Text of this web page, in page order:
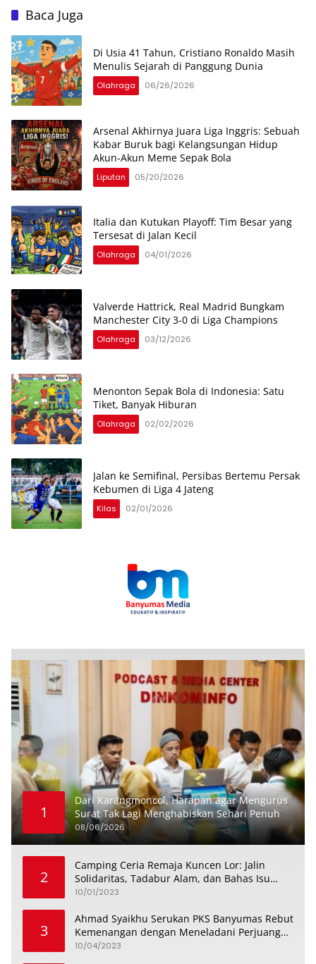
Baca Juga
Di Usia 41 Tahun, Cristiano Ronaldo Masih
Menulis Sejarah di Panggung Dunia
Olahraga 06/26/2026
Arsenal Akhirnya Juara Liga Inggris: Sebuah
Kabar Buruk bagi Kelangsungan Hidup
Akun-Akun Meme Sepak Bola
Liputan 05/20/2026
Italia dan Kutukan Playoff: Tim Besar yang
Tersesat di Jalan Kecil
Olahraga 04/01/2026
Valverde Hattrick, Real Madrid Bungkam
Manchester City 3-0 di Liga Champions
Olahraga 03/12/2026
Menonton Sepak Bola di Indonesia: Satu
Tiket, Banyak Hiburan
Olahraga 02/02/2026
Jalan ke Semifinal, Persibas Bertemu Persak
Kebumen di Liga 4 Jateng
Kilas 02/01/2026
1
Dari Karangmoncol, Harapan agar Mengurus
Surat Tak Lagi Menghabiskan Sehari Penuh
08/06/2026
2
Camping Ceria Remaja Kuncen Lor: Jalin
Solidaritas, Tadabur Alam, dan Bahas Isu
Keremajaan
10/01/2023
3
Ahmad Syaikhu Serukan PKS Banyumas Rebut
Kemenangan dengan Meneladani Perjuangan
Soedirman
10/04/2023